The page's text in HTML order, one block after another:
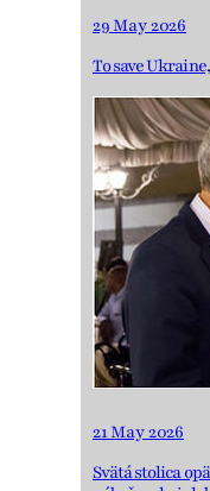
29 May 2026
To save
21 May 2026
Svätá stolica